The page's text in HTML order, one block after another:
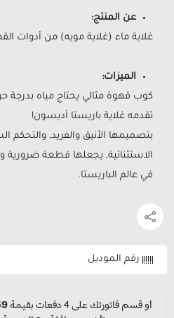
عن المنتج:
غلاية ماء (غلاية مويه) من أدوات
الميزات:
كوب قهوة مثالي يحتاج مياه بدرجة
تقدمه غلاية باريستا أديسون!
بتصميمها الأنيق والفريد, والتحكم
الاستثنائية, يجعلها قطعة ضرورية
في عالم الباريستا.
رقم الموديل